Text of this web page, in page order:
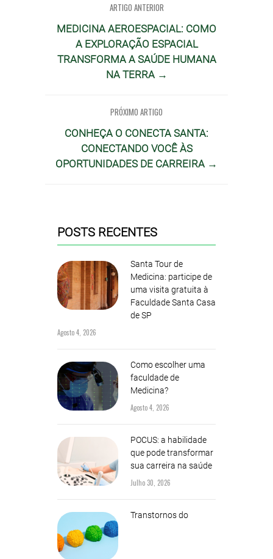
ARTIGO ANTERIOR
MEDICINA AEROESPACIAL: COMO
A EXPLORAÇÃO ESPACIAL
TRANSFORMA A SAÚDE HUMANA
NA TERRA →
PRÓXIMO ARTIGO
CONHEÇA O CONECTA SANTA:
CONECTANDO VOCÊ ÀS
OPORTUNIDADES DE CARREIRA →
POSTS RECENTES
Santa Tour de
Medicina: participe de
uma visita gratuita à
Faculdade Santa Casa
de SP
Agosto 4, 2026
Como escolher uma
faculdade de
Medicina?
Agosto 4, 2026
POCUS: a habilidade
que pode transformar
sua carreira na saúde
Julho 30, 2026
Transtornos do